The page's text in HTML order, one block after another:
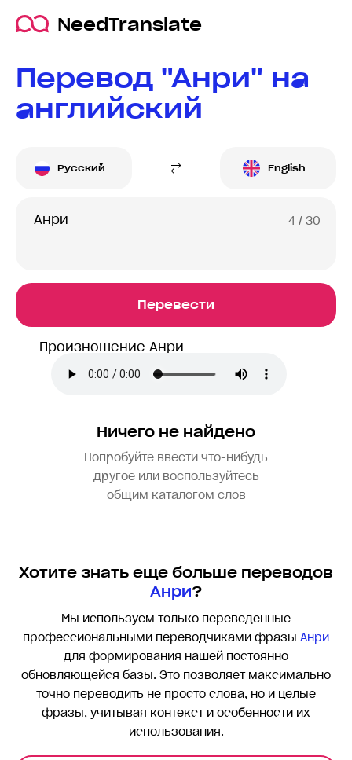
NeedTranslate
Перевод "Анри" на
английский
Русский English
4 / 30
Перевести
Произношение Анри
Ничего не найдено
Попробуйте ввести что-нибудь
другое или воспользуйтесь
общим каталогом слов
Хотите знать еще больше переводов
Анри?
Мы используем только переведенные
профессиональными переводчиками фразы Анри
для формирования нашей постоянно
обновляющейся базы. Это позволяет максимально
точно переводить не просто слова, но и целые
фразы, учитывая контекст и особенности их
использования.